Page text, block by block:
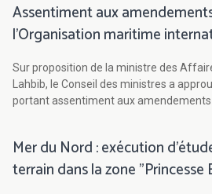
Assentiment aux
l’Organisation maritime
Sur proposition de la ministre des
Lahbib, le Conseil des ministres a
portant assentiment aux amendements
Mer du Nord : exécution
terrain dans la zone "Princesse